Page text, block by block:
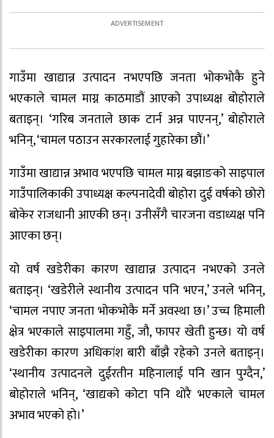
गाउँमा खाद्यान्न उत्पादन नभएपछि जनता भोकभोकै हुने
भएकाले चामल माग्न काठमाडौं आएको उपाध्यक्ष बोहोराले
बताइन्। ‘गरिब जनताले छाक टार्न अन्न पाएनन्,’ बोहोराले
भनिन्, ‘चामल पठाउन सरकारलाई गुहारेका छौं।’
गाउँमा खाद्यान्न अभाव भएपछि चामल माग्न बझाङको साइपाल
गाउँपालिकाकी उपाध्यक्ष कल्पनादेवी बोहोरा दुई वर्षको छोरो
बोकेर राजधानी आएकी छन्। उनीसँगै चारजना वडाध्यक्ष पनि
आएका छन्।
यो वर्ष खडेरीका कारण खाद्यान्न उत्पादन नभएको उनले
बताइन्। ‘खडेरीले स्थानीय उत्पादन पनि भएन,’ उनले भनिन्,
‘चामल नपाए जनता भोकभोकै मर्ने अवस्था छ।’ उच्च हिमाली
क्षेत्र भएकाले साइपालमा गहुँ, जौ, फापर खेती हुन्छ। यो वर्ष
खडेरीका कारण अधिकांश बारी बाँझै रहेको उनले बताइन्।
‘स्थानीय उत्पादनले दुईरतीन महिनालाई पनि खान पुग्दैन,’
बोहोराले भनिन्, ‘खाद्यको कोटा पनि थोरै भएकाले चामल
अभाव भएको हो।’